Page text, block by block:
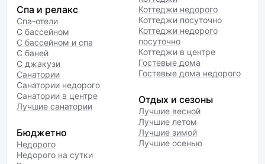
Спа и релакс
Спа-отели
С бассейном
С бассейном и спа
С баней
С джакузи
Санатории
Санатории недорого
Санатории в центре
Лучшие санатории
Бюджетно
Недорого
Недорого на сутки
Коттеджи недорого
Коттеджи посуточно
Коттеджи недорого
посуточно
Коттеджи в центре
Гостевые дома
Гостевые дома недорого
Отдых и сезоны
Лучшие весной
Лучшие летом
Лучшие зимой
Лучшие осенью